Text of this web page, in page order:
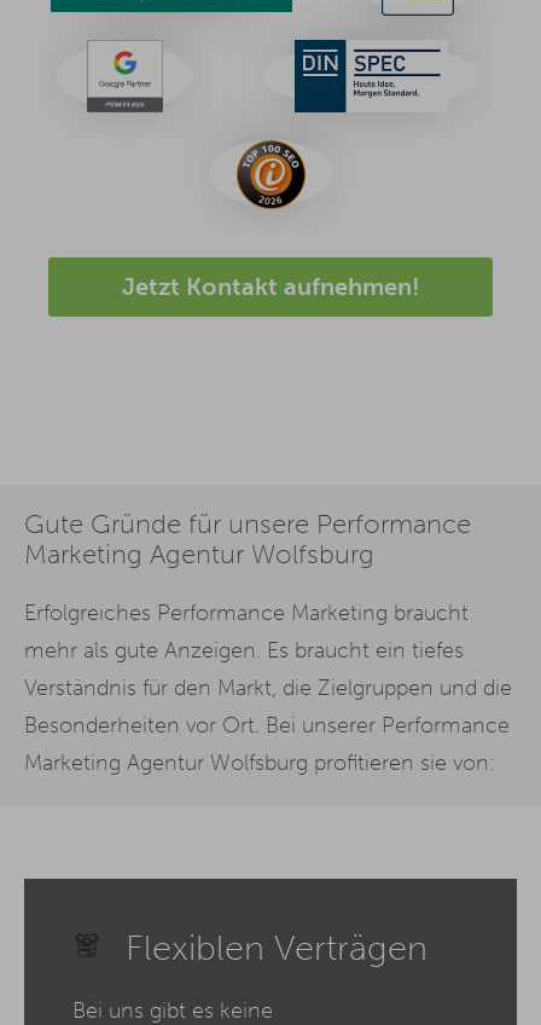
Jetzt Kontakt aufnehmen!
Gute Gründe für unsere Performance
Marketing Agentur Wolfsburg
Erfolgreiches Performance Marketing braucht
mehr als gute Anzeigen. Es braucht ein tiefes
Verständnis für den Markt, die Zielgruppen und die
Besonderheiten vor Ort. Bei unserer Performance
Marketing Agentur Wolfsburg profitieren sie von:
Flexiblen Verträgen
Bei uns gibt es keine